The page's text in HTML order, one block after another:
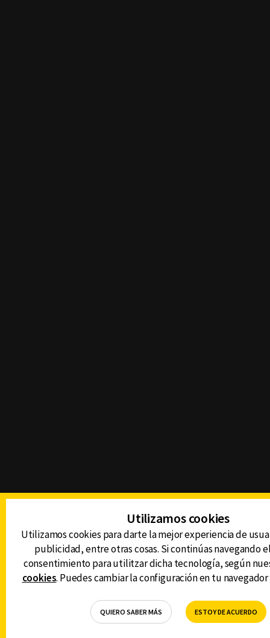
Utilizamos cookies
Utilizamos cookies para darte la mejor experiencia de
publicidad, entre otras cosas. Si continúas navegando
consentimiento para utilitzar dicha tecnología, según
cookies. Puedes cambiar la configuración en tu
QUIERO SABER MÁS ESTOY DE ACUERDO